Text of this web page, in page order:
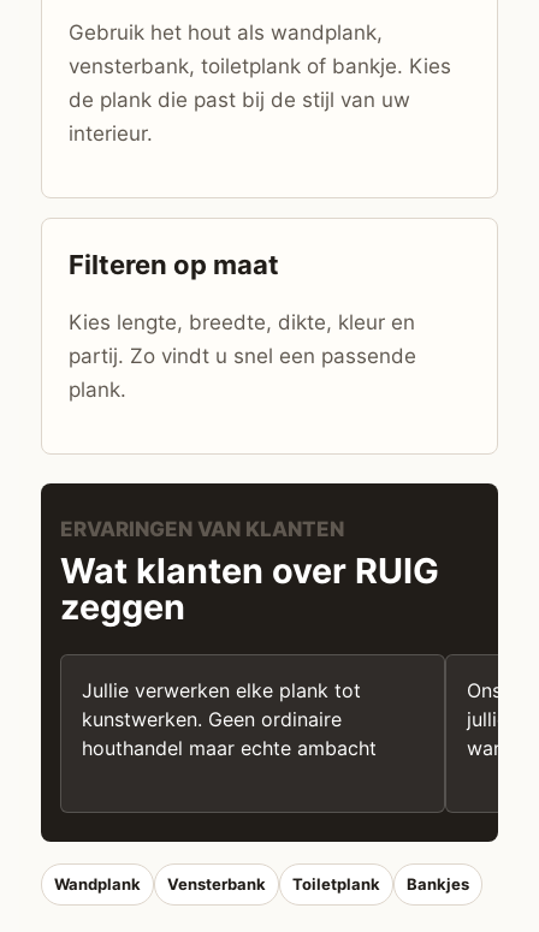
Gebruik het hout als wandplank,
vensterbank, toiletplank of bankje. Kies
de plank die past bij de stijl van uw
interieur.
Filteren op maat
Kies lengte, breedte, dikte, kleur en
partij. Zo vindt u snel een passende
plank.
ERVARINGEN VAN KLANTEN
Wat klanten over RUIG
zeggen
Jullie verwerken elke plank tot
kunstwerken. Geen ordinaire
houthandel maar echte ambacht
Ons
jullie
warme
Wandplank Vensterbank Toiletplank Bankjes